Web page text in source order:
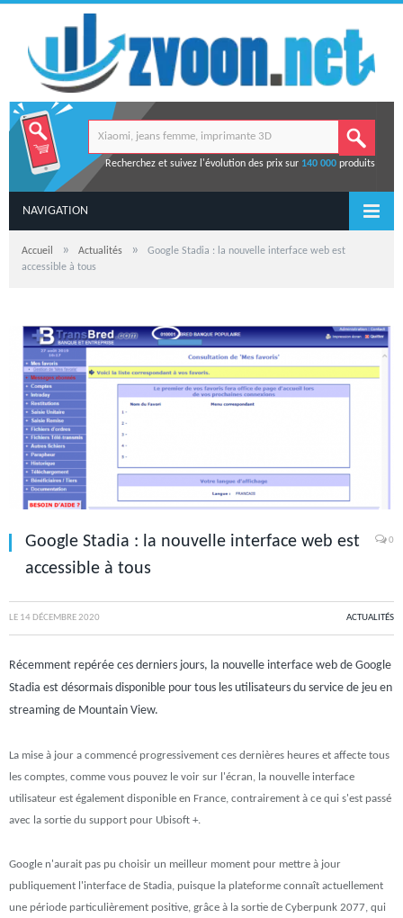
Recherchez et suivez l'évolution des prix sur 140 000produits
NAVIGATION
Accueil » Actualités »
Google Stadia : la nouvelle interface web est
accessible à tous
Google Stadia : la nouvelle interface web est
accessible à tous
0
LE 14 DÉCEMBRE 2020 ACTUALITÉS
Récemment repérée ces derniers jours, la nouvelle interface web de Google
Stadia est désormais disponible pour tous les utilisateurs du service de jeu en
streaming de Mountain View.
La mise à jour a commencé progressivement ces dernières heures et affecte tous
les comptes, comme vous pouvez le voir sur l'écran, la nouvelle interface
utilisateur est également disponible en France, contrairement à ce qui s'est passé
avec la sortie du support pour Ubisoft +.
Google n'aurait pas pu choisir un meilleur moment pour mettre à jour
publiquement l'interface de Stadia, puisque la plateforme connaît actuellement
une période particulièrement positive, grâce à la sortie de Cyberpunk 2077, qui